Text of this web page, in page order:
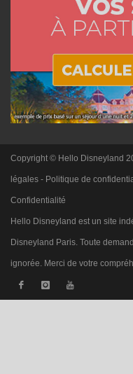
Copyright © Hello Disneyland
légales - Politique de
Confidentialité
Hello Disneyland est un site
Disneyland Paris. Toute
ignorée. Merci de votre